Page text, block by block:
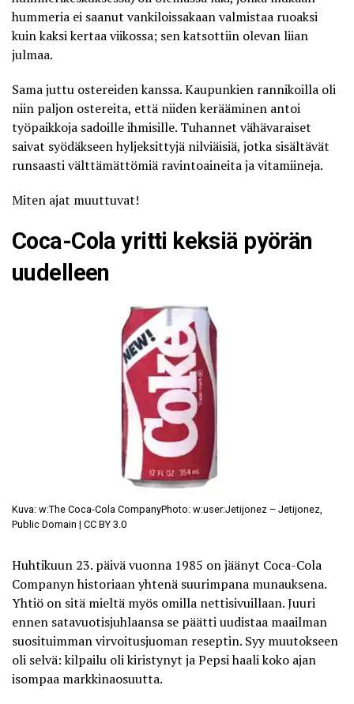
hummeria ei saanut vankiloissakaan valmistaa ruoaksi
kuin kaksi kertaa viikossa; sen katsottiin olevan liian
julmaa.
Sama juttu ostereiden kanssa. Kaupunkien rannikoilla oli
niin paljon ostereita, että niiden kerääminen antoi
työpaikkoja sadoille ihmisille. Tuhannet vähävaraiset
saivat syödäkseen hyljeksittyjä nilviäisiä, jotka sisältävät
runsaasti välttämättömiä ravintoaineita ja vitamiineja.
Miten ajat muuttuvat!
Coca-Cola yritti keksiä pyörän
uudelleen
Kuva: w:The Coca-Cola CompanyPhoto: w:user:Jetijonez – Jetijonez,
Public Domain | CC BY 3.0
Huhtikuun 23. päivä vuonna 1985 on jäänyt Coca-Cola
Companyn historiaan yhtenä suurimpana munauksena.
Yhtiö on sitä mieltä myös omilla nettisivuillaan. Juuri
ennen satavuotisjuhlaansa se päätti uudistaa maailman
suosituimman virvoitusjuoman reseptin. Syy muutokseen
oli selvä: kilpailu oli kiristynyt ja Pepsi haali koko ajan
isompaa markkinaosuutta.